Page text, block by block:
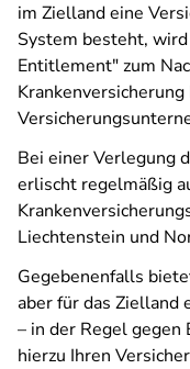
im Zielland eine
System besteht,
Entitlement" zum
Bei einer Verlegung
erlischt regelmäßig
Liechtenstein und
Gegebenenfalls
aber für das Zielland
– in der Regel gegen
hierzu Ihren